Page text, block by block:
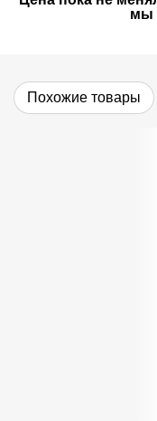
мы
Похожие товары